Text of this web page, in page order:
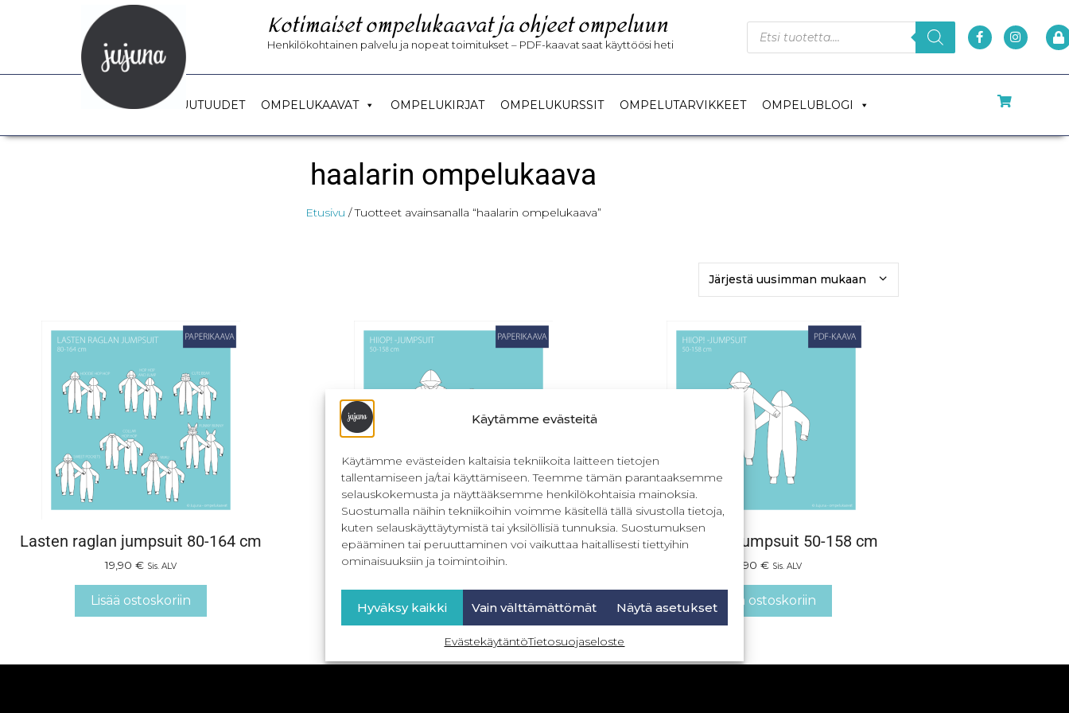
Käytämme evästeitä
Käytämme evästeiden kaltaisia tekniikoita laitteen tietojen
tallentamiseen ja/tai käyttämiseen. Teemme tämän parantaaksemme
selauskokemusta ja näyttääksemme henkilökohtaisia mainoksia.
Suostumalla näihin tekniikoihin voimme käsitellä tällä sivustolla tietoja,
kuten selauskäyttäytymistä tai yksilöllisiä tunnuksia. Suostumuksen
epääminen tai peruuttaminen voi vaikuttaa haitallisesti tiettyihin
ominaisuuksiin ja toimintoihin.
Hyväksy kaikki Vain välttämättömät Näytä asetukset
EvästekäytäntöTietosuojaseloste
Kotimaiset ompelukaavat ja ohjeet ompeluun
Henkilökohtainen palvelu ja nopeat toimitukset – PDF-kaavat saat käyttöösi heti
UUTUUDET OMPELUKAAVAT OMPELUKIRJAT OMPELUKURSSIT OMPELUTARVIKKEET OMPELUBLOGI
haalarin ompelukaava
Etusivu / Tuotteet avainsanalla “haalarin ompelukaava”
Lasten raglan jumpsuit 80-164 cm
19,90 € Sis. ALV
Lisää ostoskoriin
Hiiop! -jumpsuit 50-158 cm
16,90€ Sis. ALV
Lisää ostoskoriin
PDF Hiiop! -jumpsuit 50-158 cm
16,90€ Sis. ALV
Lisää ostoskoriin